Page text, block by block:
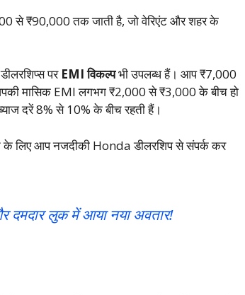
से ₹90,000 तक जाती है, जो वेरिएंट और शहर के
पर EMI विकल्पभी उपलब्ध हैं। आप ₹7,000
मासिक EMI लगभग ₹2,000 से ₹3,000 के बीच हो
दरें 8% से 10% के बीच रहती हैं।
के लिए आप नजदीकी Honda डीलरशिप से संपर्क कर
दमदार लुक में आया नया अवतार!